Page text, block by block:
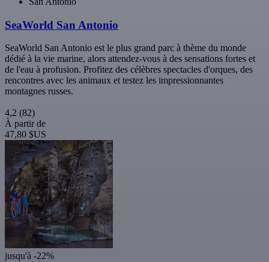
SeaWorld San Antonio
SeaWorld San Antonio est le plus grand parc à thème du monde
dédié à la vie marine, alors attendez-vous à des sensations fortes et
de l'eau à profusion. Profitez des célèbres spectacles d'orques, des
rencontres avec les animaux et testez les impressionnantes
montagnes russes.
4,2 (82)
À partir de
47,80 $US
jusqu'à -22%